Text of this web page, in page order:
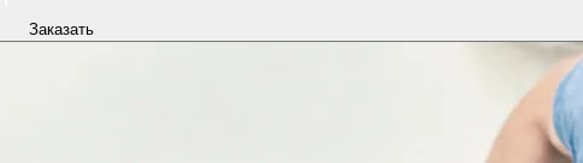
Заказать